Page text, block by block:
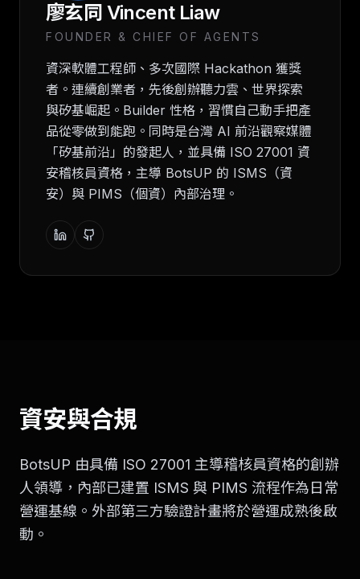
廖玄同 Vincent Liaw
FOUNDER & CHIEF OF AGENTS
資深軟體工程師、多次國際 Hackathon 獲獎
者。連續創業者，先後創辦聽力雲、世界探索
與矽基崛起。Builder 性格，習慣自己動手把產
品從零做到能跑。同時是台灣 AI 前沿觀察媒體
「矽基前沿」的發起人，並具備 ISO 27001 資
安稽核員資格，主導 BotsUP 的 ISMS（資
安）與 PIMS（個資）內部治理。
資安與合規
BotsUP 由具備 ISO 27001 主導稽核員資格的創辦
人領導，內部已建置 ISMS 與 PIMS 流程作為日常
營運基線。外部第三方驗證計畫將於營運成熟後啟
動。